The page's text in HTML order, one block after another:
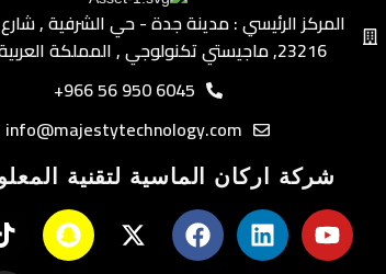
تثبيت بالمشبك أو فتحة المكتب
توافق مع معظم الميكروفونات
لماذا تختار ذراع
دوران كامل 360°
يتحمل حتى 1.5 كجم
إدارة كابلات داخلية
حركة مرنة متعددة الاتجاهات
تثبيت مزدوج للمكاتب
مناسب للبث المباشر والبودكاست
المركز
٫23216 ماجيستي تكنولوجي ٫ المملكة العربية السعودية
6045 950 56 966+
info@majestytechnology.com
شركة اركان الماسية لتقنية